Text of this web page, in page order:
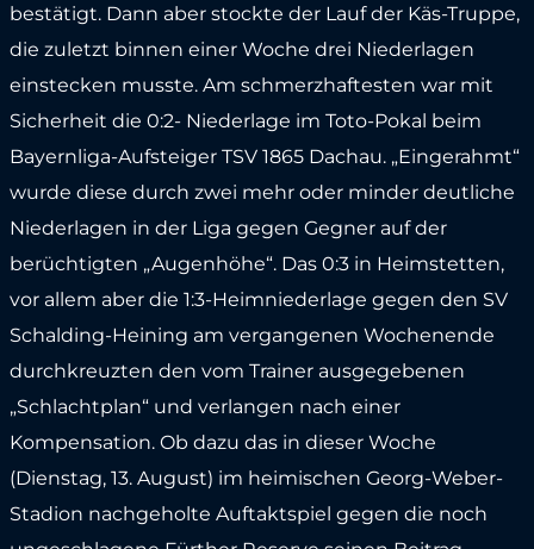
bestätigt. Dann aber stockte der Lauf der Käs-Truppe,
die zuletzt binnen einer Woche drei Niederlagen
einstecken musste. Am schmerzhaftesten war mit
Sicherheit die 0:2- Niederlage im Toto-Pokal beim
Bayernliga-Aufsteiger TSV 1865 Dachau. „Eingerahmt“
wurde diese durch zwei mehr oder minder deutliche
Niederlagen in der Liga gegen Gegner auf der
berüchtigten „Augenhöhe“. Das 0:3 in Heimstetten,
vor allem aber die 1:3-Heimniederlage gegen den SV
Schalding-Heining am vergangenen Wochenende
durchkreuzten den vom Trainer ausgegebenen
„Schlachtplan“ und verlangen nach einer
Kompensation. Ob dazu das in dieser Woche
(Dienstag, 13. August) im heimischen Georg-Weber-
Stadion nachgeholte Auftaktspiel gegen die noch